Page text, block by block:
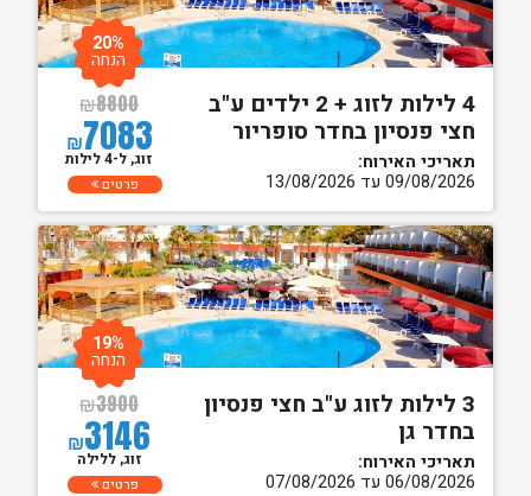
4 לילות לזוג + 2 ילדים ע"ב
חצי פנסיון בחדר סופריור
תאריכי האירוח:
09/08/2026 עד 13/08/2026
₪8800
₪7083
20%
הנחה
זוג, ל-4 לילות
פרטים
3 לילות לזוג ע"ב חצי פנסיון
בחדר גן
תאריכי האירוח:
06/08/2026 עד 07/08/2026
₪3900
₪3146
19%
הנחה
זוג, ללילה
פרטים